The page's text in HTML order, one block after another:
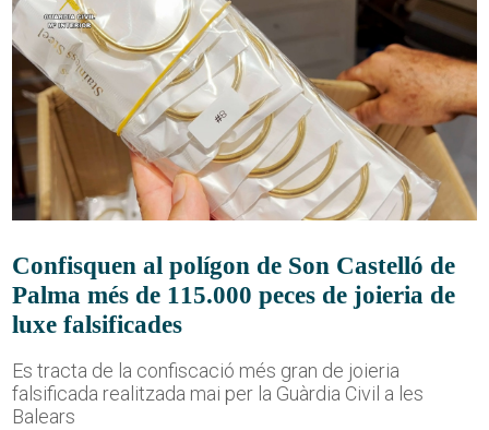
Confisquen al polígon de Son Castelló de
Palma més de 115.000 peces de joieria de
luxe falsificades
Es tracta de la confiscació més gran de joieria
falsificada realitzada mai per la Guàrdia Civil a les
Balears